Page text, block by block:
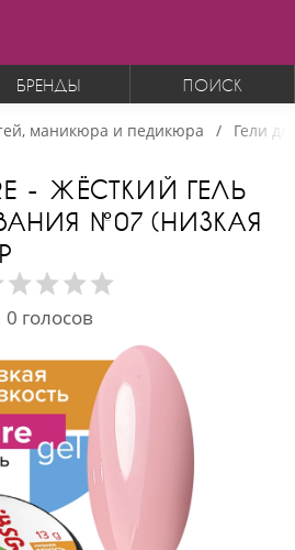
БРЕНДЫ ПОИСК
маникюра и педикюра Гели
- ЖЁСТКИЙ ГЕЛЬ
№07 (НИЗКАЯ
0 голосов